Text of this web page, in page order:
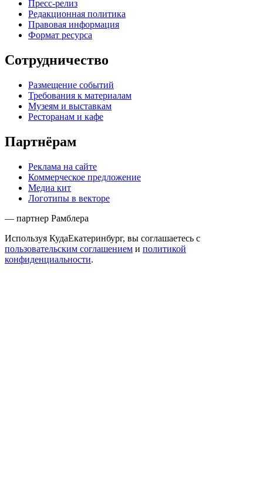
Пресс-релиз
Редакционная политика
Правовая информация
Формат ресурса
Сотрудничество
Размещение событий
Требования к материалам
Музеям и выставкам
Ресторанам и кафе
Партнёрам
Реклама на сайте
Коммерческое предложение
Медиа кит
Логотипы в векторе
— партнер Рамблера
Используя КудаЕкатеринбург, вы соглашаетесь с
пользовательским соглашением и политикой
конфиденциальности.